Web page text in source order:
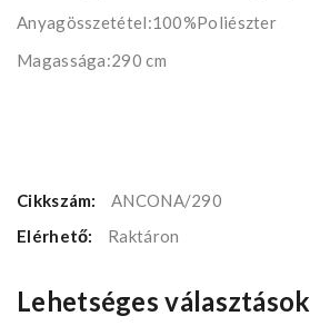
Anyagösszetétel:100%Poliészter
Magassága:290 cm
Cikkszám:
ANCONA/290
Elérhető:
Raktáron
Lehetséges választások